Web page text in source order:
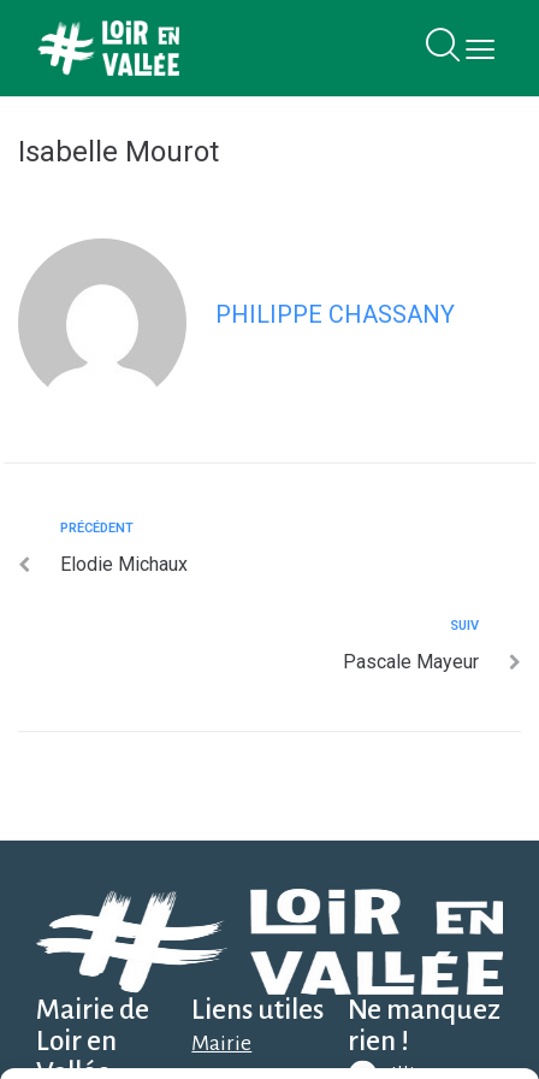
principal
Isabelle Mourot
PHILIPPE CHASSANY
PRÉCÉDENT
Elodie Michaux
SUIV
Pascale Mayeur
Mairie de
Loir en
Vallée
Liens utiles
Mairie
Ne manquez
rien !
Illiwap